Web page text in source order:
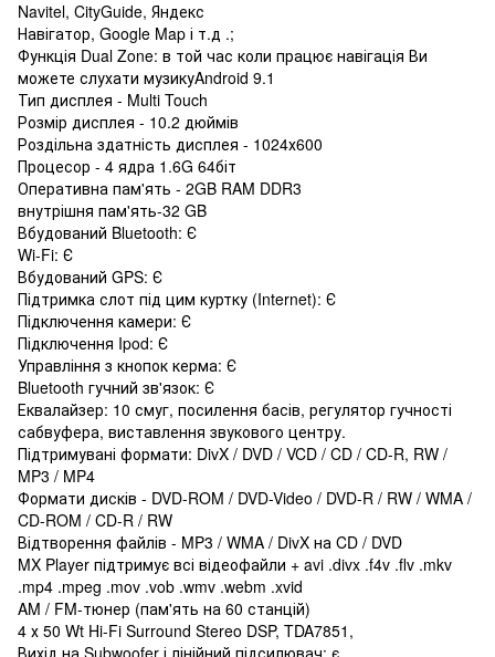
Navitel, CityGuide, Яндекс
Навігатор, Google Map і т.д .;
Функція Dual Zone: в той час коли працює навігація Ви
можете слухати музикуAndroid 9.1
Тип дисплея - Multi Touch
Розмір дисплея - 10.2 дюймів
Роздільна здатність дисплея - 1024х600
Процесор - 4 ядра 1.6G 64біт
Оперативна пам'ять - 2GB RAM DDR3
внутрішня пам'ять-32 GB
Вбудований Bluetooth: Є
Wi-Fi: Є
Вбудований GPS: Є
Підтримка слот під цим куртку (Internet): Є
Підключення камери: Є
Підключення Ipod: Є
Управління з кнопок керма: Є
Bluetooth гучний зв'язок: Є
Еквалайзер: 10 смуг, посилення басів, регулятор гучності
сабвуфера, виставлення звукового центру.
Підтримувані формати: DivX / DVD / VCD / CD / CD-R, RW /
MP3 / MP4
Формати дисків - DVD-ROM / DVD-Video / DVD-R / RW / WMA /
CD-ROM / CD-R / RW
Відтворення файлів - MP3 / WMA / DivX на CD / DVD
MX Player підтримує всі відеофайли + avi .divx .f4v .flv .mkv
.mp4 .mpeg .mov .vob .wmv .webm .xvid
AM / FM-тюнер (пам'ять на 60 станцій)
4 х 50 Wt Hi-Fi Surround Stereo DSP, TDA7851,
Вихід на Subwoofer і лінійний підсилювач: є